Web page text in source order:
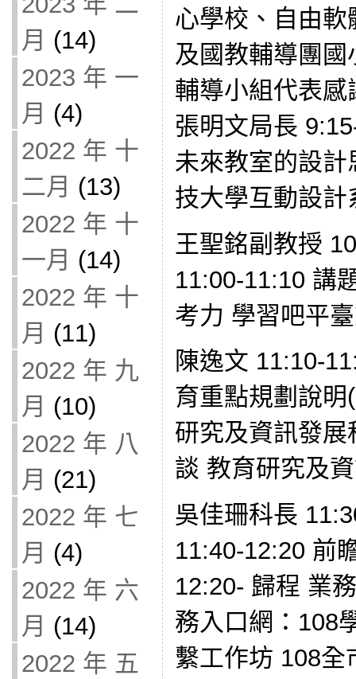
月 (14)
2023 年 一
月 (4)
2022 年 十
二月 (13)
2022 年 十
一月 (14)
2022 年 十
月 (11)
2022 年 九
月 (10)
2022 年 八
月 (21)
2022 年 七
月 (4)
2022 年 六
月 (14)
2022 年 五
心學校、自由
及國教輔導團
輔導小組代表
張明文局長
未來教室的設
技大學互動設計
王聖銘副教授
11:00-11:10 講
考力 學習吧平
陳逸文 11:10-
育重點規劃說
研究及資訊發
談 教育研究及
吳佳珊科長
11:40-12:20 前
12:20- 歸程 業
務入口網：108
繫工作坊 108全